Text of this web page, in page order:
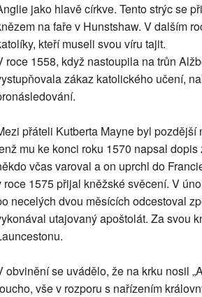
jako hlavě církve. Tento strýc se
na faře v Hunstshaw. V dalším
kteří museli svou víru tajit.
roce 1558, když nastoupila na trůn
zákaz katolického učení,
přáteli Kutberta Mayne byl pozdější
mu ke konci roku 1570 napsal
včas varoval a on uprchl do
roce 1575 přijal kněžské svěcení. V
necelých dvou měsících odcestoval
utajovaný apoštolát. Za svou
obvinění se uvádělo, že na krku nosil
vše v rozporu s nařízením